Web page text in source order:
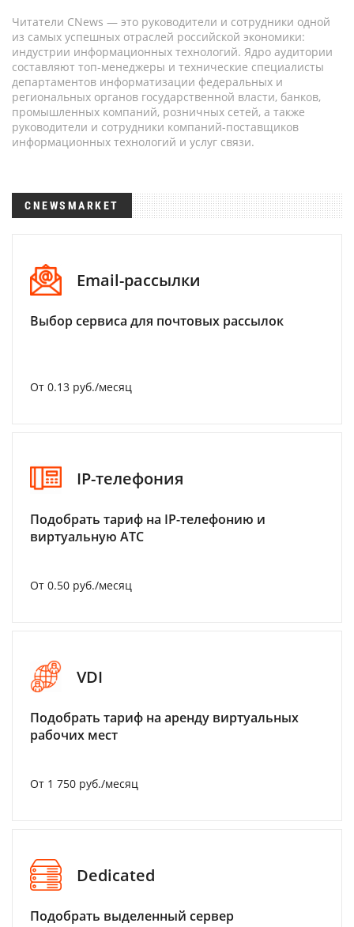
Читатели CNews — это руководители и сотрудники одной
из самых успешных отраслей российской экономики:
индустрии информационных технологий. Ядро аудитории
составляют топ-менеджеры и технические специалисты
департаментов информатизации федеральных и
региональных органов государственной власти, банков,
промышленных компаний, розничных сетей, а также
руководители и сотрудники компаний-поставщиков
информационных технологий и услуг связи.
CNEWSMARKET
Email-рассылки
Выбор сервиса для почтовых рассылок
От 0.13 руб./месяц
IP-телефония
Подобрать тариф на IP-телефонию и
виртуальную АТС
От 0.50 руб./месяц
VDI
Подобрать тариф на аренду виртуальных
рабочих мест
От 1 750 руб./месяц
Dedicated
Подобрать выделенный сервер